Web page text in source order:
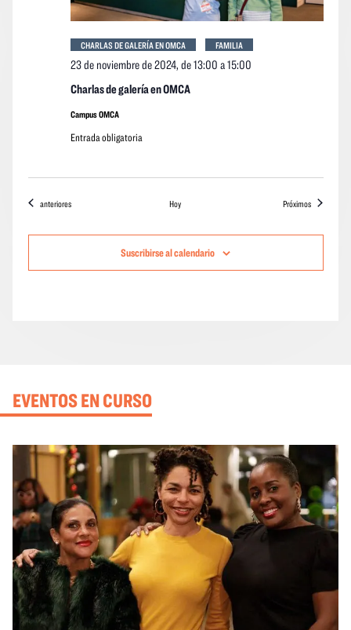
Charlas de galería en OMCA
23 de noviembre de 2024, de 13:00 a15:00
CHARLAS DE GALERÍA EN OMCA FAMILIA
Campus OMCA
Entrada obligatoria
Eventos
anteriores Hoy Próximoseventos
Suscribirse al calendario
EVENTOS EN CURSO